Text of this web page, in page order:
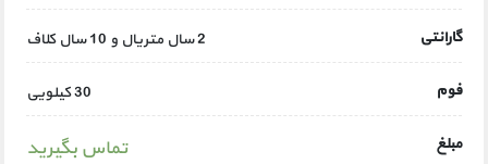
گارانتی 2 سال متریال و 10 سال کلاف
فوم 30 کیلویی
مبلغ تماس بگیرید